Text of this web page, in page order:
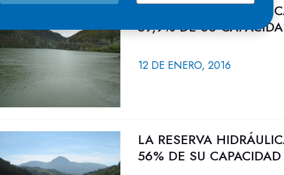
LA RESERVA
59,9% DE SU
12 DE ENERO, 2016
LA RESERVA
56% DE SU